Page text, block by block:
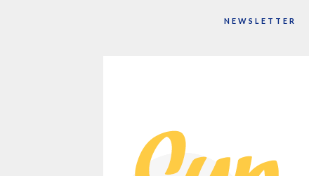
NEWSLETTER